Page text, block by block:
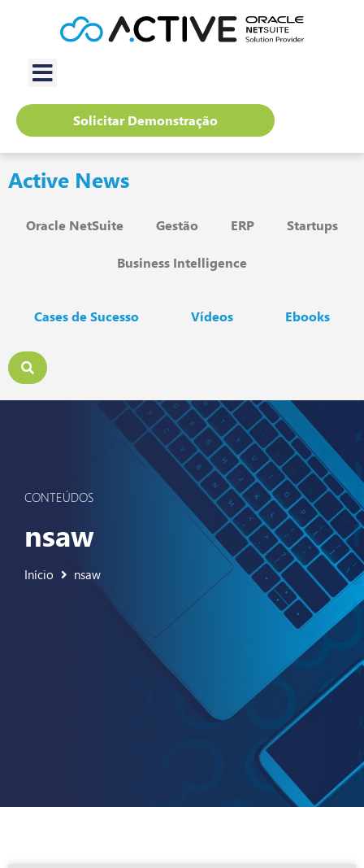
Solicitar Demonstração
Active News
Oracle NetSuite Gestão ERP Startups
Business Intelligence
Cases de Sucesso Vídeos Ebooks
CONTEÚDOS
nsaw
Início nsaw